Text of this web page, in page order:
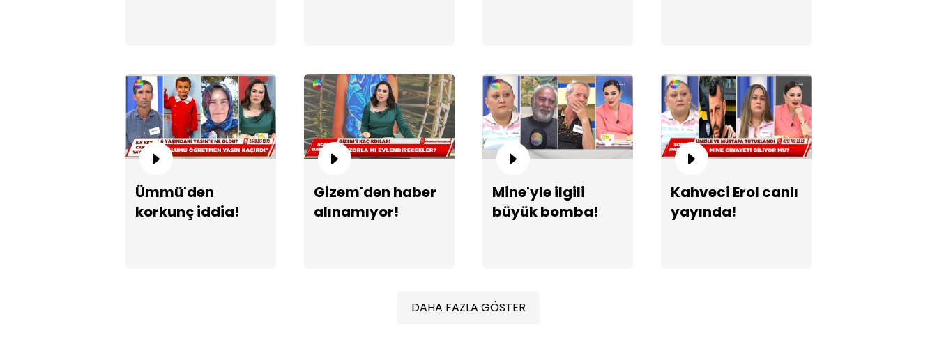
Serdar'dan bomba açıklama!
Ümmü'den
korkunç iddia!
Gizem'den haber
alınamıyor!
Mine'yle ilgili
büyük bomba!
Kahveci Erol canlı
yayında!
DAHA FAZLA GÖSTER